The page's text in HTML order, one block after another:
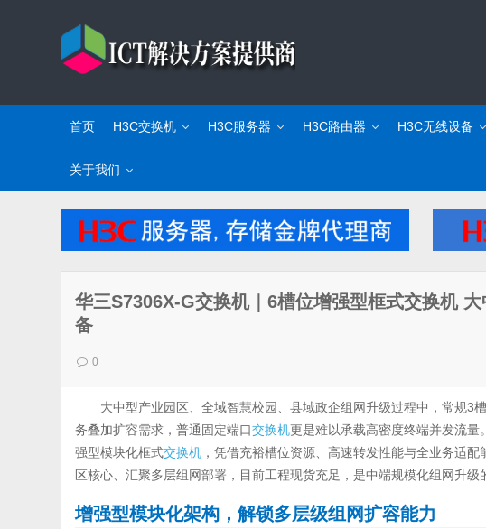
首页 H3C交换机 H3C服务器 H3C路由器 H3C无线设备
关于我们
华三S7306X-G交换机｜6槽位增强型框式交换机
备
0
大中型产业园区、全域智慧校园、县域政企组网升级过程中，常规3
务叠加扩容需求，普通固定端口交换机更是难以承载高密度终端并发流
强型模块化框式交换机 ，凭借充裕槽位资源、高速转发性能与全业务适
区核心、汇聚多层组网部署，目前工程现货充足，是中端规模化组网升级
增强型模块化架构，解锁多层级组网扩容能力